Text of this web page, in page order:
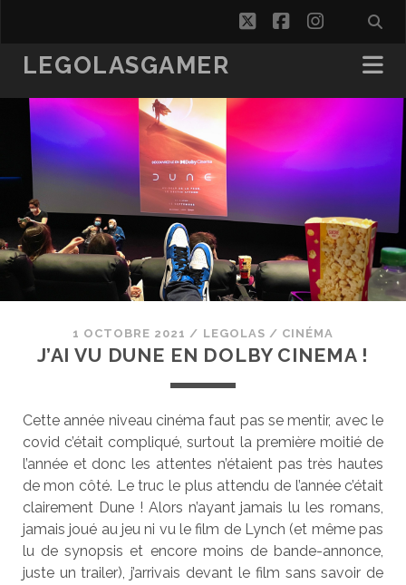
twitterfacebook
LEGOLASGAMER
1 OCTOBRE 2021 / LEGOLAS / CINÉMA
J’AI VU DUNE EN DOLBY CINEMA !
Cette année niveau cinéma faut pas se mentir, avec le
covid c’était compliqué, surtout la première moitié de
l’année et donc les attentes n’étaient pas très hautes
de mon côté. Le truc le plus attendu de l’année c’était
clairement Dune ! Alors n’ayant jamais lu les romans,
jamais joué au jeu ni vu le film de Lynch (et même pas
lu de synopsis et encore moins de bande-annonce,
juste un trailer), j’arrivais devant le film sans savoir de